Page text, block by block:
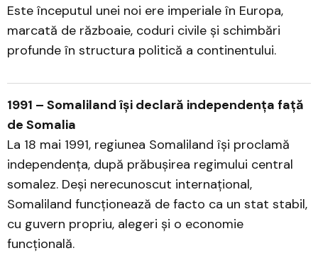
Este începutul unei noi ere imperiale în Europa,
marcată de războaie, coduri civile și schimbări
profunde în structura politică a continentului.
1991 – Somaliland își declară independența față
de Somalia
La 18 mai 1991, regiunea Somaliland își proclamă
independența, după prăbușirea regimului central
somalez. Deși nerecunoscut internațional,
Somaliland funcționează de facto ca un stat stabil,
cu guvern propriu, alegeri și o economie
funcțională.